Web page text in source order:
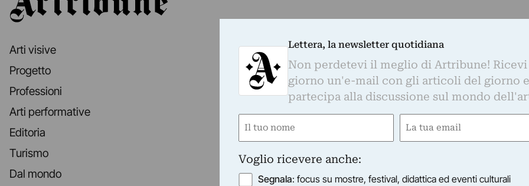
Arti visive
Progetto
Professioni
Arti performative
Editoria
Turismo
Dal mondo
Lettera, la newsletter quotidiana
Non perdetevi il meglio di Artribune! Ricevi
giorno un'e-mail con gli articoli del giorno e
partecipa alla discussione sul mondo
Nome
Email
Voglio ricevere anche:
Segnala: focus su mostre, festival, didattica ed eventi culturali